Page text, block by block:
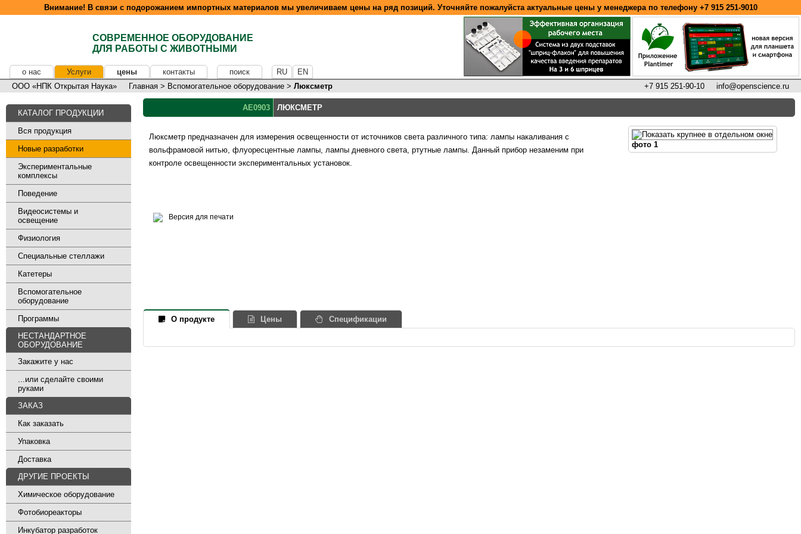
Внимание! В связи с подорожанием импортных материалов мы увеличиваем цены на ряд позиций. Уточняйте пожалуйста актуальные цены у менеджера по телефону +7 915 251-9010
СОВРЕМЕННОЕ ОБОРУДОВАНИЕ
ДЛЯ РАБОТЫ С ЖИВОТНЫМИ
о нас Услуги цены контакты поиск RU
EN
info@openscience.ru
+7 915 251-90-10
ООО «НПК Открытая Наука» Главная > Вспомогательное оборудование > Люксметр
КАТАЛОГ ПРОДУКЦИИ
Вся продукция
Новые разработки
Экспериментальные
комплексы
Поведение
Видеосистемы и
освещение
Физиология
Специальные стеллажи
Катетеры
Вспомогательное
оборудование
Программы
НЕСТАНДАРТНОЕ
ОБОРУДОВАНИЕ
Закажите у нас
...или сделайте своими
руками
ЗАКАЗ
Как заказать
Упаковка
Доставка
ДРУГИЕ ПРОЕКТЫ
Химическое оборудование
Фотобиореакторы
Инкубатор разработок
AE0903 ЛЮКСМЕТР
Люксметр предназначен для измерения освещенности от источников света различного типа: лампы накаливания с
вольфрамовой нитью, флуоресцентные лампы, лампы дневного света, ртутные лампы. Данный прибор незаменим при
контроле освещенности экспериментальных установок.
Версия для печати
фото 1
О продукте Цены Спецификации